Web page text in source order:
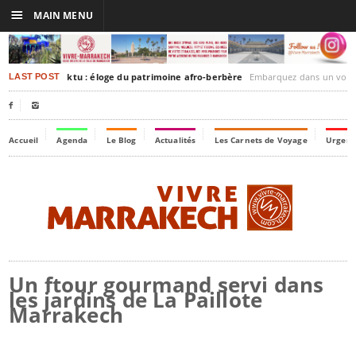
LAST POSTTimbuktu : éloge du patrimoine afro-berbère Embarquez dans un voyage culturel dans le
 
Accueil Agenda Le Blog Actualités Les Carnets de Voyage
Un ftour gourmand servi dans
les jardins de La Paillote
Marrakech
☰ MAIN MENU